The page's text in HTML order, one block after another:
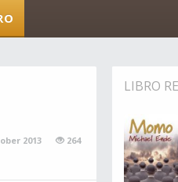
2013 264
LIBRO